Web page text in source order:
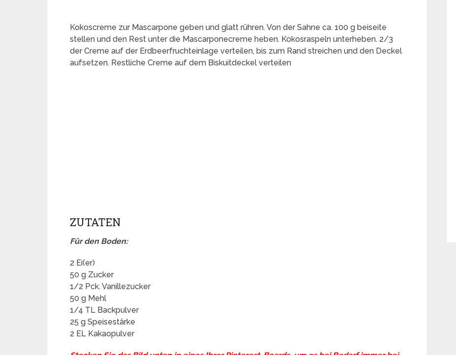
Kokoscreme zur Mascarpone geben und glatt rühren. Von der Sahne ca. 100 g beiseite
stellen und den Rest unter die Mascarponecreme heben. Kokosraspeln unterheben. 2/3
der Creme auf der Erdbeerfruchteinlage verteilen, bis zum Rand streichen und den Deckel
aufsetzen. Restliche Creme auf dem Biskuitdeckel verteilen
ZUTATEN
Für den Boden:
2 Ei(er)
50 g Zucker
1/2 Pck. Vanillezucker
50 g Mehl
1/4 TL Backpulver
25 g Speisestärke
2 EL Kakaopulver